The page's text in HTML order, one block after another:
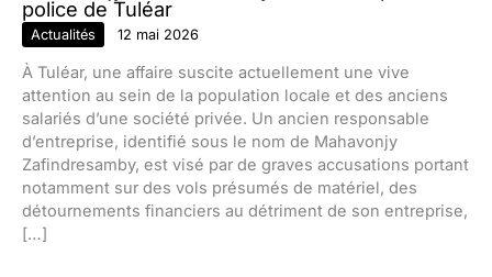
police de Tuléar
Actualités 12 mai 2026
À Tuléar, une affaire suscite actuellement une vive
attention au sein de la population locale et des anciens
salariés d’une société privée. Un ancien responsable
d’entreprise, identifié sous le nom de Mahavonjy
Zafindresamby, est visé par de graves accusations portant
notamment sur des vols présumés de matériel, des
détournements financiers au détriment de son entreprise,
[…]